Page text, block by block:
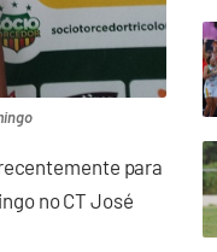
para
no CT José